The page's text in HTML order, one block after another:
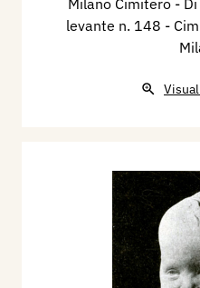
Milano Cimitero -
levante n. 148 -